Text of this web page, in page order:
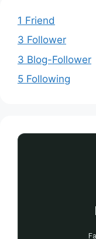
1 Friend
3 Follower
3 Blog-Follower
5 Following